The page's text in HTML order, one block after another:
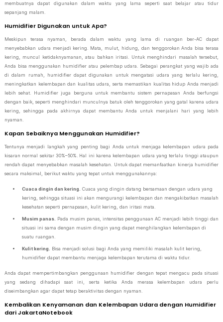
membuatnya dapat digunakan dalam waktu yang lama seperti saat belajar atau tidur
sepanjang malam.
Humidifier Digunakan untuk Apa?
Meskipun terasa nyaman, berada dalam waktu yang lama di ruangan ber-AC dapat
menyebabkan udara menjadi kering. Mata, mulut, hidung, dan tenggorokan Anda bisa terasa
kering, muncul ketidaknyamanan, atau bahkan iritasi. Untuk menghindari masalah tersebut,
Anda bisa menggunakan humidifier atau pelembap udara. Sebagai perangkat yang wajib ada
di dalam rumah, humidifier dapat digunakan untuk mengatasi udara yang terlalu kering,
meningkatkan kelembapan dan kualitas udara, serta memastikan kualitas hidup Anda menjadi
lebih sehat. Humidifier juga berguna untuk membantu sistem pernapasan Anda berfungsi
dengan baik, seperti menghindari munculnya batuk oleh tenggorokan yang gatal karena udara
kering, sehingga pada akhirnya dapat membantu Anda untuk menjalani hari yang lebih
nyaman.
Kapan Sebaiknya Menggunakan Humidifier?
Tentunya menjadi langkah yang penting bagi Anda untuk menjaga kelembapan udara pada
kisaran normal sekitar 30%–50%. Hal ini karena kelembapan udara yang terlalu tinggi ataupun
rendah dapat menyebabkan masalah kesehatan. Untuk dapat memanfaatkan kinerja humidifier
secara maksimal, berikut waktu yang tepat untuk menggunakannya:
Cuaca dingin dan kering.
Cuaca yang dingin datang bersamaan dengan udara yang
kering, sehingga situasi ini akan mengurangi kelembapan dan mengakibatkan masalah
kesehatan seperti pernapasan, kulit kering, dan iritasi mata.
Musim panas.
Pada musim panas, intensitas penggunaan AC menjadi lebih tinggi dan
situasi ini sama dengan musim dingin yang dapat menghilangkan kelembapan di
suatu ruangan.
Kulit kering.
Bisa menjadi solusi bagi Anda yang memiliki masalah kulit kering,
humidifier dapat membantu menjaga kelembapan terutama di waktu tidur.
Anda dapat mempertimbangkan penggunaan humidifier dengan tepat mengacu pada situasi
yang sedang dihadapi saat ini, serta ketika Anda merasa kelembapan udara perlu
diseimbangkan agar dapat tetap beraktivitas dengan nyaman.
Kembalikan Kenyamanan dan Kelembapan Udara dengan Humidifier
dari JakartaNotebook